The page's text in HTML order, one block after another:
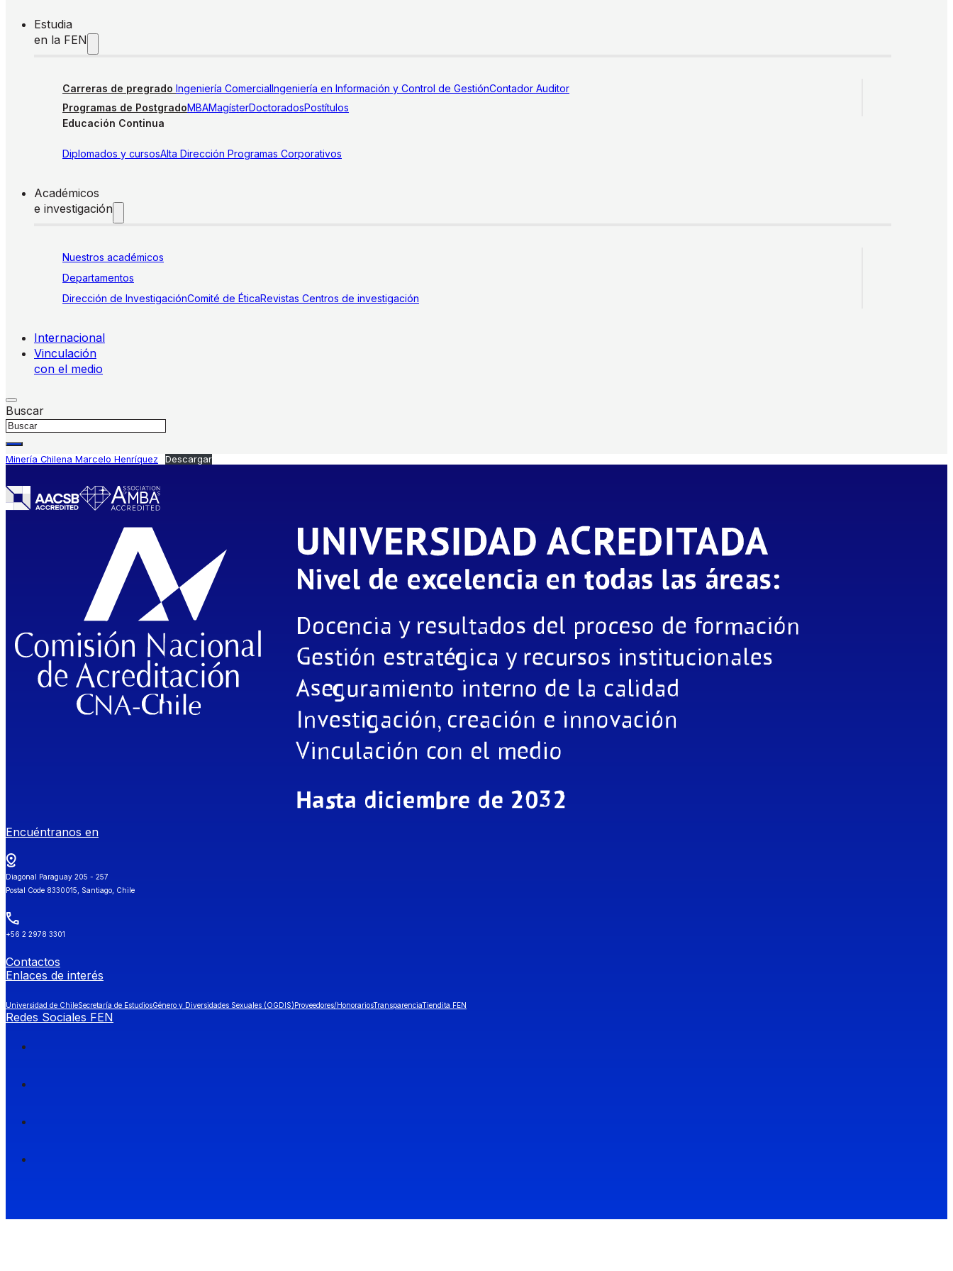
Estudia
en la FEN
Carreras de pregrado Ingeniería ComercialIngeniería en Información y Control de GestiónContador Auditor
Programas de PostgradoMBAMagísterDoctoradosPostítulos
Educación Continua
Diplomados y cursosAlta Dirección Programas Corporativos
Académicos
e investigación
Nuestros académicos
Departamentos
Dirección de InvestigaciónComité de ÉticaRevistas Centros de investigación
Internacional
Vinculación
con el medio
Buscar
Minería Chilena Marcelo Henríquez Descargar
Encuéntranos en
Diagonal Paraguay 205 - 257
Postal Code 8330015, Santiago, Chile
+56 2 2978 3301
Contactos
Enlaces de interés
Universidad de ChileSecretaría de EstudiosGénero y Diversidades Sexuales (OGDIS)Proveedores/HonorariosTransparenciaTiendita FEN
Redes Sociales FEN